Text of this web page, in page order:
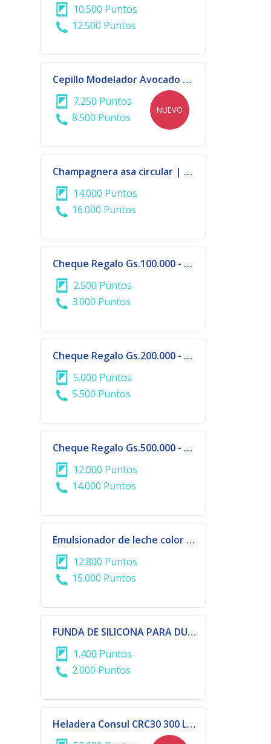
10.500 Puntos
12.500 Puntos
Cepillo Modelador Avocado Power 3D Bivoltaje | 914 - 3816
7.250 Puntos
8.500 Puntos
NUEVO
Champagnera asa circular | 570-3167
14.000 Puntos
16.000 Puntos
Cheque Regalo Gs.100.000 - DALAS COLLECTION - CIUDAD DEL ESTE
2.500 Puntos
3.000 Puntos
Cheque Regalo Gs.200.000 - DALAS COLLECTION - CIUDAD DEL ESTE
5.000 Puntos
5.500 Puntos
Cheque Regalo Gs.500.000 - DALAS COLLECTION - CIUDAD DEL ESTE
12.000 Puntos
14.000 Puntos
Emulsionador de leche color verde | 929-691
12.800 Puntos
15.000 Puntos
FUNDA DE SILICONA PARA DUALSHOCK- PS5
1.400 Puntos
2.000 Puntos
Heladera Consul CRC30 300 LTS 1P F/H